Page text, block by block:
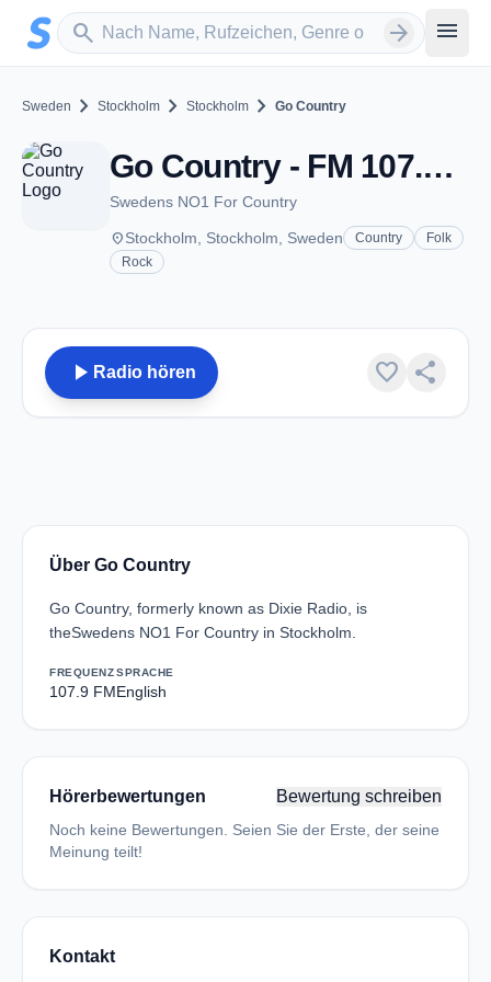
Zum Hauptinhalt springen
search
Sender suchen arrow_forward menu
Sweden chevron_right Stockholm chevron_right Stockholm chevron_right Go Country
Go Country - FM 107.9 - Stockholm
Swedens NO1 For Country
placeStockholm, Stockholm, Sweden Country
Folk
Rock
play_arrow Radio hören favorite share
Über Go Country
Go Country, formerly known as Dixie Radio, is
theSwedens NO1 For Country in Stockholm.
FREQUENZ
107.9 FM
SPRACHE
English
Hörerbewertungen Bewertung schreiben
Noch keine Bewertungen. Seien Sie der Erste, der seine
Meinung teilt!
Kontakt